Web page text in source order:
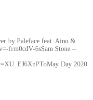
by Paleface feat. Aino &
frm0cdV-6sSam Stone –
Day 2020